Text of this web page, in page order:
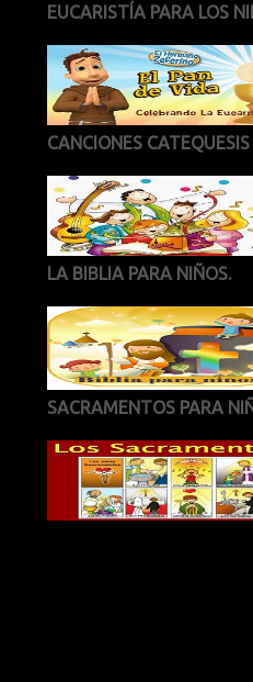
EUCARISTÍA PARA LOS
CANCIONES CATEQUESIS
LA BIBLIA PARA NIÑOS.
SACRAMENTOS PARA